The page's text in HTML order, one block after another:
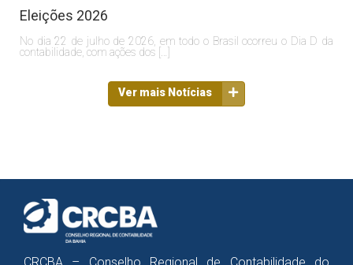
Eleições 2026
No dia 22 de julho de 2026, em todo o Brasil ocorreu o Dia D da
contabilidade, com ações dos […]
Ver mais Notícias